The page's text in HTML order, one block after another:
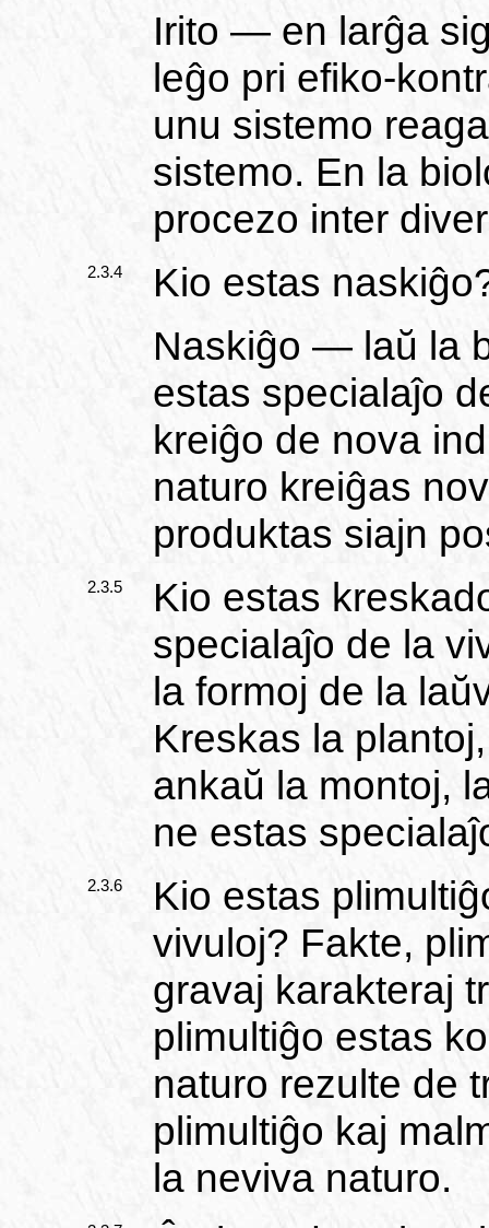
Irito — en larĝa
leĝo pri efiko-
unu sistemo
sistemo. En la
procezo inter
2.3.4
Kio estas
Naskiĝo — laŭ la
estas specialaĵo
kreiĝo de nova
naturo kreiĝas
produktas siajn
2.3.5
Kio estas
specialaĵo de la
la formoj de la
Kreskas la
ankaŭ la montoj,
ne estas
2.3.6
Kio estas
vivuloj? Fakte,
gravaj karakteraj
plimultiĝo estas
naturo rezulte de
plimultiĝo kaj
la neviva naturo.